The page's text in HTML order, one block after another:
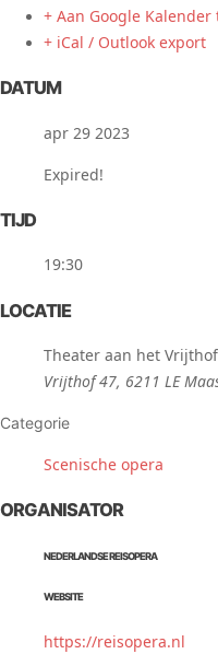
+ Aan Google Kalender
+ iCal / Outlook export
DATUM
apr 29 2023
Expired!
TIJD
19:30
LOCATIE
Theater aan het Vrijthof
Vrijthof 47, 6211 LE
Categorie
Scenische opera
ORGANISATOR
NEDERLANDSE REISOPERA
WEBSITE
https://reisopera.nl